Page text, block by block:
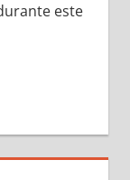
este